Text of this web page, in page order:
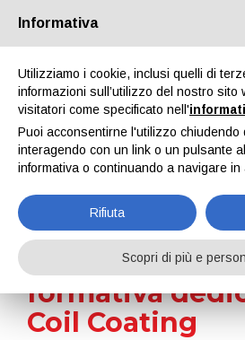
Home
News
Scopri la nuova giornata formativa
Scopri la
formativa
Coil Coating
Informativa
Utilizziamo i cookie, inclusi quelli di
informazioni sull’utilizzo del nostro sito
visitatori come specificato nell'
Puoi acconsentirne l'utilizzo chiudendo
interagendo con un link o un pulsante
informativa o continuando a navigare in
Rifiuta
Scopri di più e